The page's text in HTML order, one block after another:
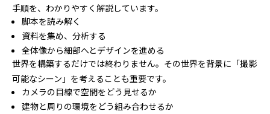
手順を、わかりやすく解説しています。
脚本を読み解く
資料を集め、分析する
全体像から細部へとデザインを進める
世界を構築するだけでは終わりません。その世界を背景に「撮影
可能なシーン」を考えることも重要です。
カメラの目線で空間をどう見せるか
建物と周りの環境をどう組み合わせるか